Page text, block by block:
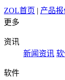
ZOL首页 | 产品
更多
资讯
新闻资讯
软件